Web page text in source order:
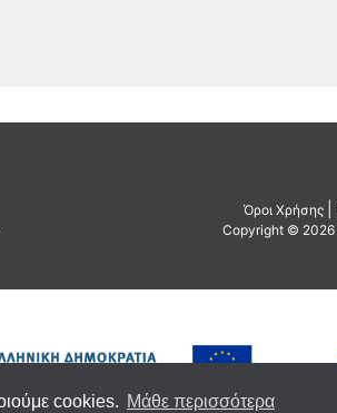
cookies. Μάθε περισσότερα